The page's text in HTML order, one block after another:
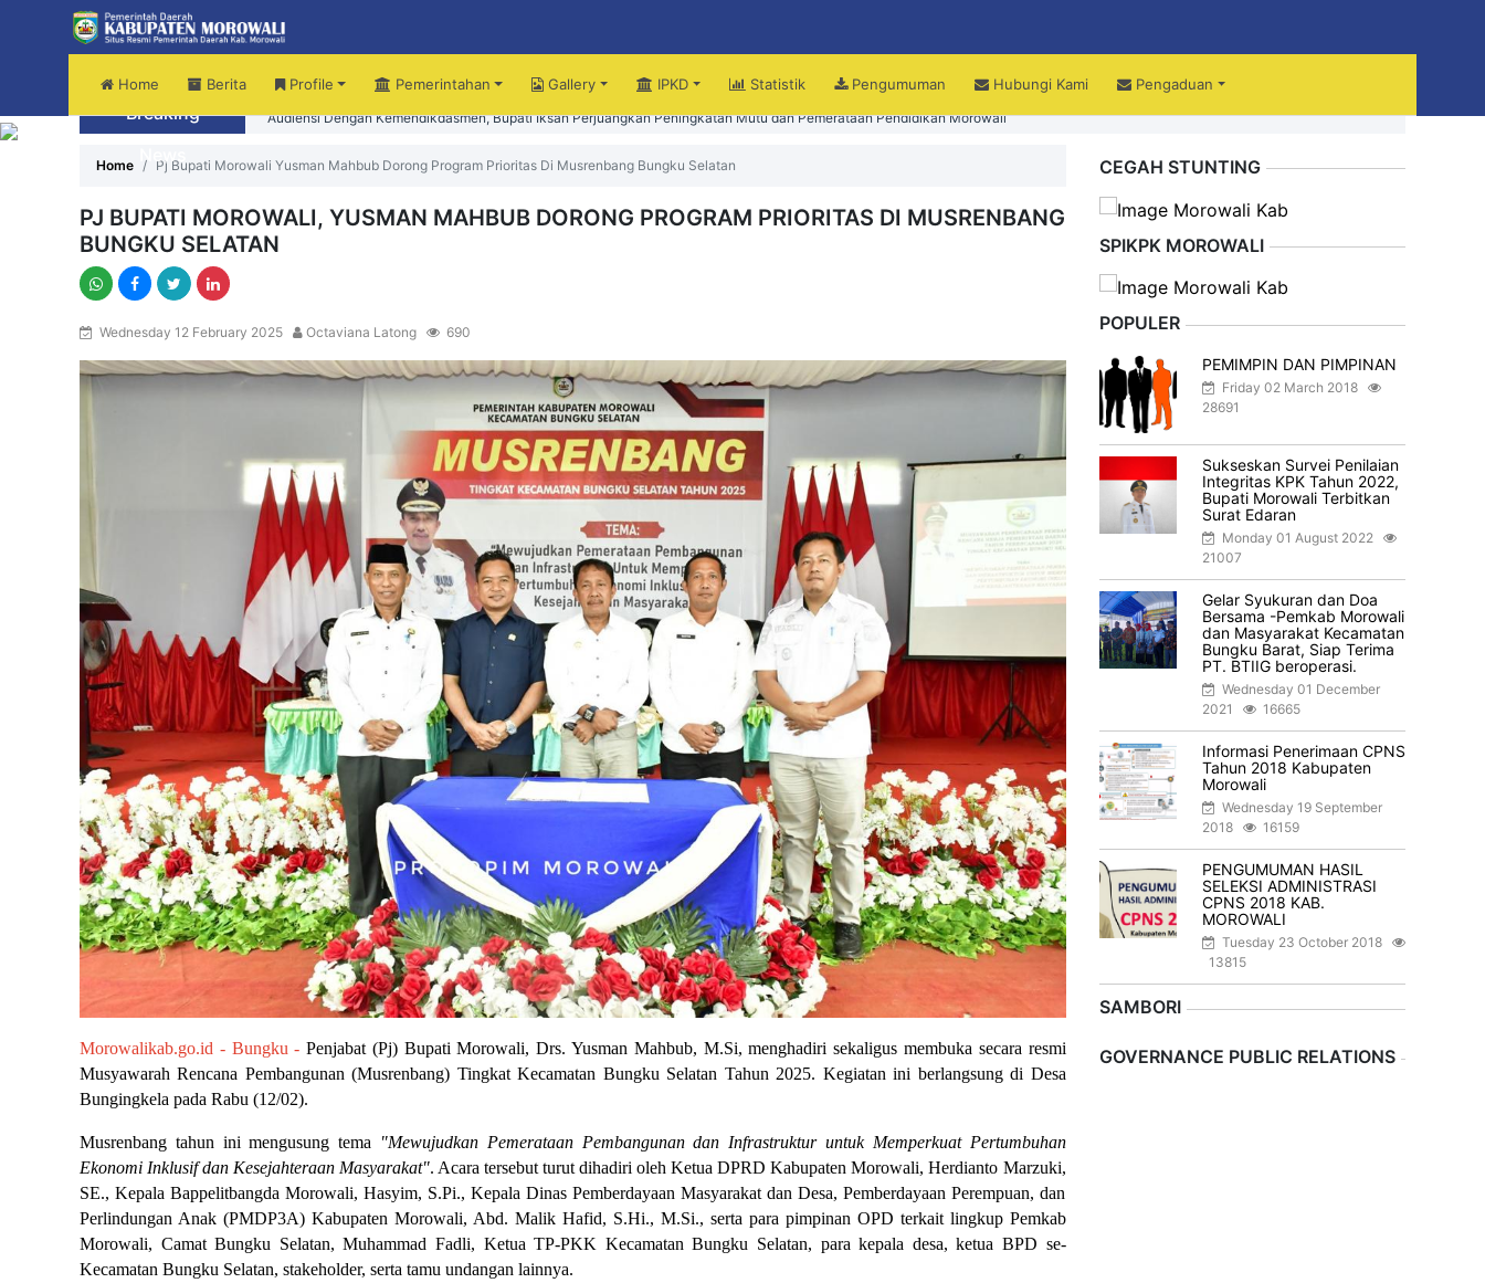
Home Berita Profile Pemerintahan Gallery IPKD Statistik Pengumuman Hubungi Kami Pengaduan
Breaking
News
Audiensi Dengan Kemendikdasmen, Bupati Iksan Perjuangkan Peningkatan Mutu dan Pemerataan Pendidikan Morowali
Home Pj Bupati Morowali Yusman Mahbub Dorong Program Prioritas Di Musrenbang Bungku Selatan
PJ BUPATI MOROWALI, YUSMAN MAHBUB DORONG PROGRAM PRIORITAS DI MUSRENBANG
BUNGKU SELATAN
Wednesday 12 February 2025 Octaviana Latong 690
Morowalikab.go.id - Bungku - Penjabat (Pj) Bupati Morowali, Drs. Yusman Mahbub, M.Si, menghadiri sekaligus membuka secara resmi
Musyawarah Rencana Pembangunan (Musrenbang) Tingkat Kecamatan Bungku Selatan Tahun 2025. Kegiatan ini berlangsung di Desa
Bungingkela pada Rabu (12/02).
Musrenbang tahun ini mengusung tema
"Mewujudkan Pemerataan Pembangunan dan Infrastruktur untuk Memperkuat Pertumbuhan
Ekonomi Inklusif dan Kesejahteraan Masyarakat". Acara tersebut turut dihadiri oleh Ketua DPRD Kabupaten Morowali, Herdianto Marzuki,
SE., Kepala Bappelitbangda Morowali, Hasyim, S.Pi., Kepala Dinas Pemberdayaan Masyarakat dan Desa, Pemberdayaan Perempuan, dan
Perlindungan Anak (PMDP3A) Kabupaten Morowali, Abd. Malik Hafid, S.Hi., M.Si., serta para pimpinan OPD terkait lingkup Pemkab
Morowali, Camat Bungku Selatan, Muhammad Fadli, Ketua TP-PKK Kecamatan Bungku Selatan, para kepala desa, ketua BPD se-
Kecamatan Bungku Selatan, stakeholder, serta tamu undangan lainnya.
CEGAH STUNTING
SPIKPK MOROWALI
POPULER
PEMIMPIN DAN PIMPINAN
Friday 02 March 2018
28691
Sukseskan Survei Penilaian
Integritas KPK Tahun 2022,
Bupati Morowali Terbitkan
Surat Edaran
Monday 01 August 2022
21007
Gelar Syukuran dan Doa
Bersama -Pemkab Morowali
dan Masyarakat Kecamatan
Bungku Barat, Siap Terima
PT. BTIIG beroperasi.
Wednesday 01 December
2021
16665
Informasi Penerimaan CPNS
Tahun 2018 Kabupaten
Morowali
Wednesday 19 September
2018
16159
PENGUMUMAN HASIL
SELEKSI ADMINISTRASI
CPNS 2018 KAB.
MOROWALI
Tuesday 23 October 2018
13815
SAMBORI
Previous
Next
GOVERNANCE PUBLIC RELATIONS